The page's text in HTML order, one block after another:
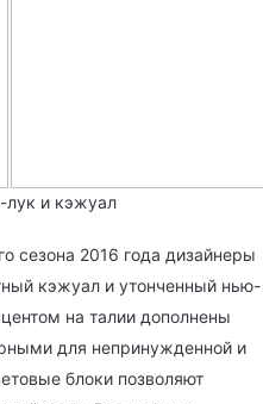
лук и кэжуал
сезона 2016 года дизайнеры
кэжуал и утонченный нью-
на талии дополнены
для непринужденной и
блоки позволяют